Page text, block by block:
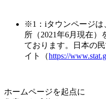
※1：iタウンページは
所（2021年6月現在
ております。日本の
イト（https://
ホームページを起点に